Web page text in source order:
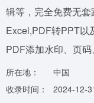
辑等，完全免费无
Excel,PDF转PPT以
PDF添加水印、页
所在地：
中国
收录时间：
2024-12-